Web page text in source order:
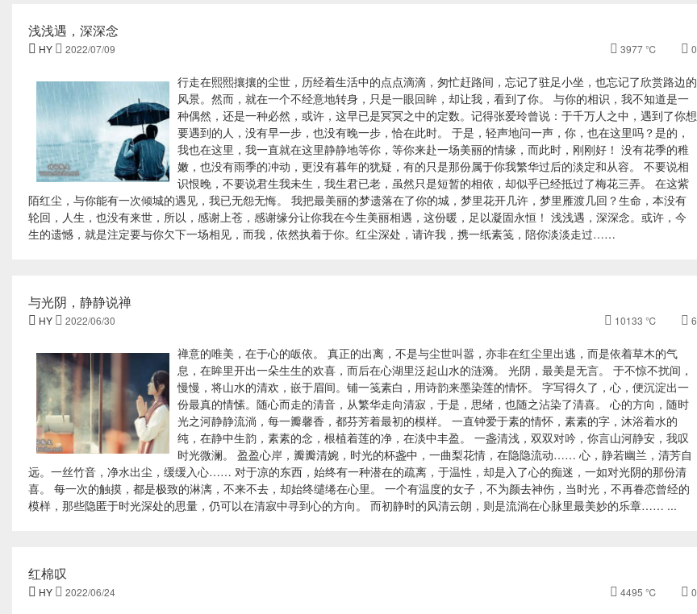
浅浅遇，深深念
 HY  2022/07/09  3977 ℃  0
行走在熙熙攘攘的尘世，历经着生活中的点点滴滴，匆忙赶路间，忘记了驻足小坐，也忘记了欣赏路边的
风景。然而，就在一个不经意地转身，只是一眼回眸，却让我，看到了你。 与你的相识，我不知道是一
种偶然，还是一种必然，或许，这早已是冥冥之中的定数。记得张爱玲曾说：于千万人之中，遇到了你想
要遇到的人，没有早一步，也没有晚一步，恰在此时。 于是，轻声地问一声，你，也在这里吗？是的，
我也在这里，我一直就在这里静静地等你，等你来赴一场美丽的情缘，而此时，刚刚好！ 没有花季的稚
嫩，也没有雨季的冲动，更没有暮年的犹疑，有的只是那份属于你我繁华过后的淡定和从容。 不要说相
识恨晚，不要说君生我未生，我生君已老，虽然只是短暂的相依，却似乎已经抵过了梅花三弄。 在这紫
陌红尘，与你能有一次倾城的遇见，我已无怨无悔。 我把最美丽的梦遗落在了你的城，梦里花开几许，梦里雁渡几回？生命，本没有
轮回，人生，也没有来世，所以，感谢上苍，感谢缘分让你我在今生美丽相遇，这份暖，足以凝固永恒！ 浅浅遇，深深念。或许，今
生的遗憾，就是注定要与你欠下一场相见，而我，依然执着于你。红尘深处，请许我，携一纸素笺，陪你淡淡走过……
与光阴，静静说禅
 HY  2022/06/30  10133 ℃  6
禅意的唯美，在于心的皈依。 真正的出离，不是与尘世叫嚣，亦非在红尘里出逃，而是依着草木的气
息，在眸里开出一朵生生的欢喜，而后在心湖里泛起山水的涟漪。 光阴，最美是无言。 于不惊不扰间，
慢慢，将山水的清欢，嵌于眉间。铺一笺素白，用诗韵来墨染莲的情怀。 字写得久了，心，便沉淀出一
份最真的情愫。随心而走的清音，从繁华走向清寂，于是，思绪，也随之沾染了清喜。 心的方向，随时
光之河静静流淌，每一瓣馨香，都芬芳着最初的模样。 一直钟爱于素的情怀，素素的字，沐浴着水的
纯，在静中生韵，素素的念，根植着莲的净，在淡中丰盈。 一盏清浅，双双对吟，你言山河静安，我叹
时光微澜。 盈盈心岸，瓣瓣清婉，时光的杯盏中，一曲梨花情，在隐隐流动…… 心，静若幽兰，清芳自
远。一丝竹音，净水出尘，缓缓入心…… 对于凉的东西，始终有一种潜在的疏离，于温性，却是入了心的痴迷，一如对光阴的那份清
喜。 每一次的触摸，都是极致的淋漓，不来不去，却始终缱绻在心里。 一个有温度的女子，不为颜去神伤，当时光，不再眷恋曾经的
模样，那些隐匿于时光深处的思量，仍可以在清寂中寻到心的方向。 而初静时的风清云朗，则是流淌在心脉里最美妙的乐章…… ...
红棉叹
 HY  2022/06/24  4495 ℃  0